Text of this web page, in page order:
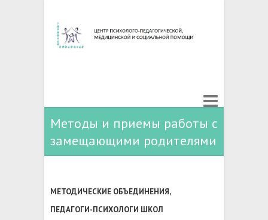
Методы и приемы работы с
замещающими родителями
МЕТОДИЧЕСКИЕ ОБЪЕДИНЕНИЯ,
ПЕДАГОГИ-ПСИХОЛОГИ ШКОЛ